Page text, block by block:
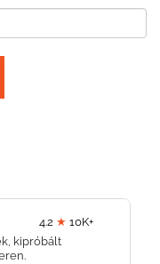
4.2 ★ 10K+
kipróbált